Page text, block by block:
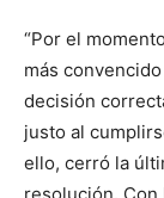
“Por el
más
decisión
justo al
ello, cerró la